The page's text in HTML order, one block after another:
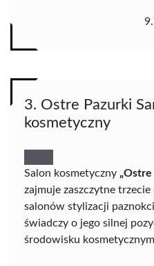
3. Ostre Pazurki
kosmetyczny
Salon kosmetyczny „Ostre
zajmuje zaszczytne
salonów stylizacji
świadczy o jego silnej
środowisku